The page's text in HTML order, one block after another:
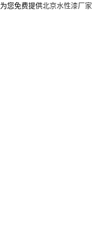
您免费提供北京水性漆厂家